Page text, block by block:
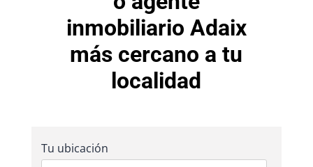
inmobiliario Adaix
más cercano a tu
localidad
Tu ubicación